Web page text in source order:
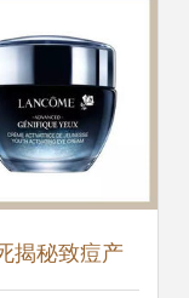
揭秘致痘产